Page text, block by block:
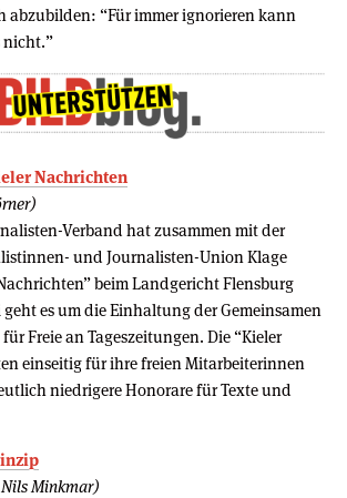
abzubilden: “Für immer ignorieren kann
nicht.”
Nachrichten
Verband hat zusammen mit der
und Journalisten-Union Klage
beim Landgericht Flensburg
es um die Einhaltung der Gemeinsamen
Freie an Tageszeitungen. Die “Kieler
einseitig für ihre freien Mitarbeiterinnen
niedrigere Honorare für Texte und
Minkmar)